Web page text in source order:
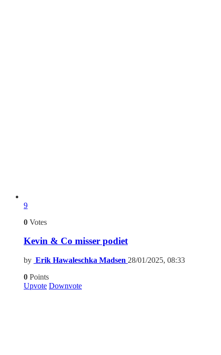
9
0 Votes
Kevin & Co misser podiet
by Erik Hawaleschka Madsen 28/01/2025, 08:33
0 Points
Upvote Downvote